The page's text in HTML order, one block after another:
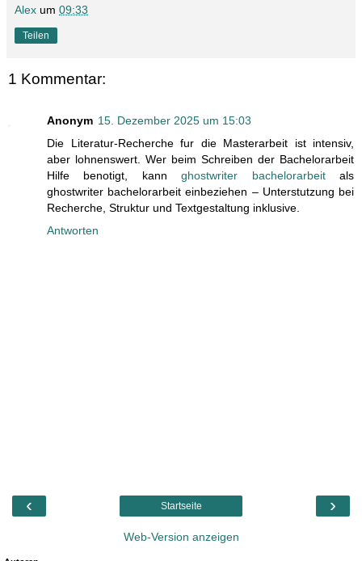
Alex um 09:33
Teilen
1 Kommentar:
Anonym 15. Dezember 2025 um 15:03
Die Literatur-Recherche fur die Masterarbeit ist intensiv,
aber lohnenswert. Wer beim Schreiben der Bachelorarbeit
Hilfe benotigt, kannghostwriter bachelorarbeitals
ghostwriter bachelorarbeit einbeziehen – Unterstutzung bei
Recherche, Struktur und Textgestaltung inklusive.
Antworten
‹ ›
Startseite
Web-Version anzeigen